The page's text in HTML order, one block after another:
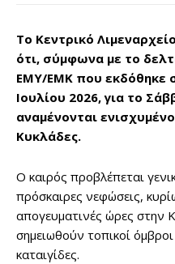
Το Κεντρικό
ότι, σύμφωνα με το
ΕΜΥ/ΕΜΚ που εκδόθηκε
Ιουλίου 2026, για το
αναμένονται
Κυκλάδες.
Ο καιρός προβλέπεται
πρόσκαιρες νεφώσεις,
απογευματινές ώρες στην
σημειωθούν τοπικοί
καταιγίδες.